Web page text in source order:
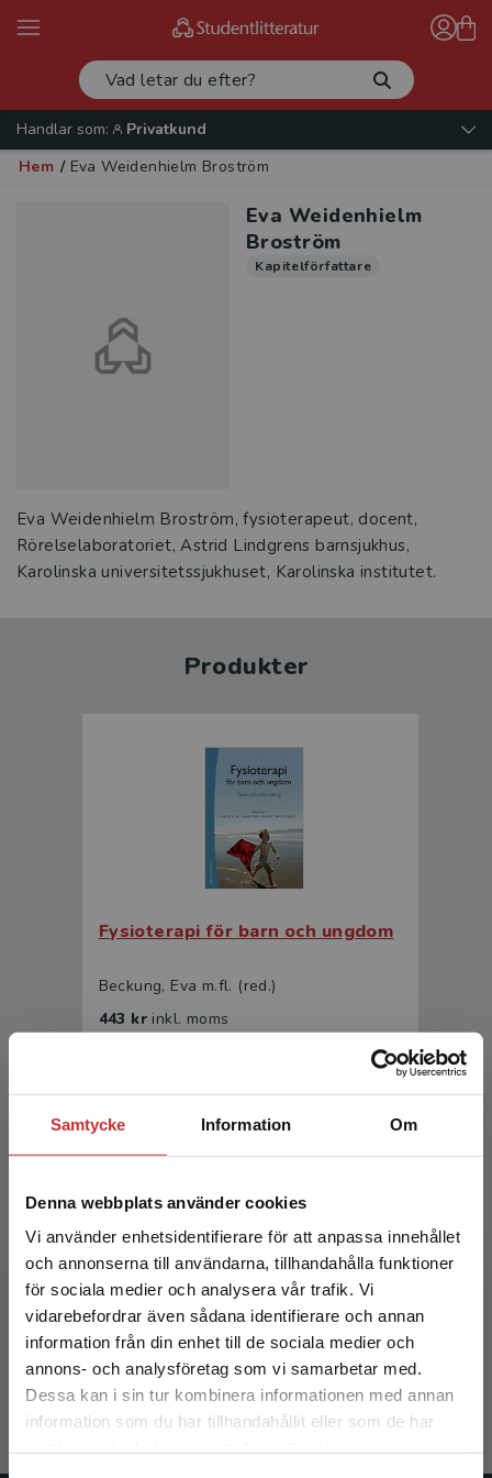
Samtycke Information Om
Denna webbplats använder cookies
Vi använder enhetsidentifierare för att anpassa innehållet
och annonserna till användarna, tillhandahålla funktioner
för sociala medier och analysera vår trafik. Vi
vidarebefordrar även sådana identifierare och annan
information från din enhet till de sociala medier och
annons- och analysföretag som vi samarbetar med.
Dessa kan i sin tur kombinera informationen med annan
information som du har tillhandahållit eller som de har
Begränsad fraktregion
Det verkar som att du besöker
studentlitteratur.se via en enhet utanför Sverige.
Handlar som:
Privatkund
Hem / Eva Weidenhielm Broström
Eva Weidenhielm
Broström
Kapitelförfattare
Eva Weidenhielm Broström, fysioterapeut, docent,
Rörelselaboratoriet, Astrid Lindgrens barnsjukhus,
Karolinska universitetssjukhuset, Karolinska institutet.
Produkter
Fysioterapi för barn och ungdom
Beckung, Eva m.fl. (red.)
443 kr inkl. moms
Fysioterapi för barn och ungdom
Beckung, Eva m.fl. (red.)
277 krinkl. moms
Exkl. moms: 261 kr